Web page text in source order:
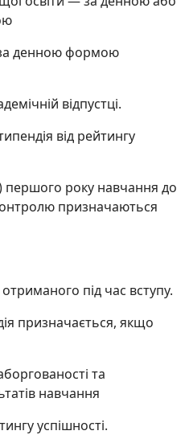
денною формою
відпустці.
від рейтингу
першого року навчання до
призначаються
під час вступу.
призначається, якщо
та
навчання
успішності.